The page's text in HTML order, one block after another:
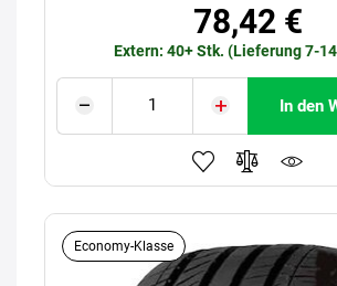
78,42 €
Extern: 40+ Stk. (Lieferung 7-
In den
Economy-Klasse